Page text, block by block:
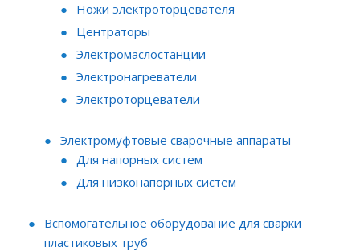
Ножи электроторцевателя
Центраторы
Электромаслостанции
Электронагреватели
Электроторцеватели
Электромуфтовые сварочные аппараты
Для напорных систем
Для низконапорных систем
Вспомогательное оборудование для сварки
пластиковых труб